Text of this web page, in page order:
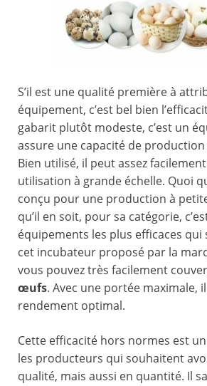
S’il est une qualité première à
équipement, c’est bel bien
gabarit plutôt modeste, c’est un
assure une capacité de production
Bien utilisé, il peut assez
utilisation à grande échelle. Quoi
conçu pour une production à
qu’il en soit, pour sa catégorie,
équipements les plus efficaces qui
cet incubateur proposé par la
vous pouvez très facilement couver
œufs. Avec une portée maximale,
rendement optimal.
Cette efficacité hors normes est
les producteurs qui souhaitent
qualité, mais aussi en quantité. Il